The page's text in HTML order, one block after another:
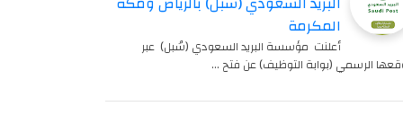
المكرمة
أعلنت مؤسسة البريد السعودي (سُبل) عبر
الرسمي (بوابة التوظيف) عن فتح …